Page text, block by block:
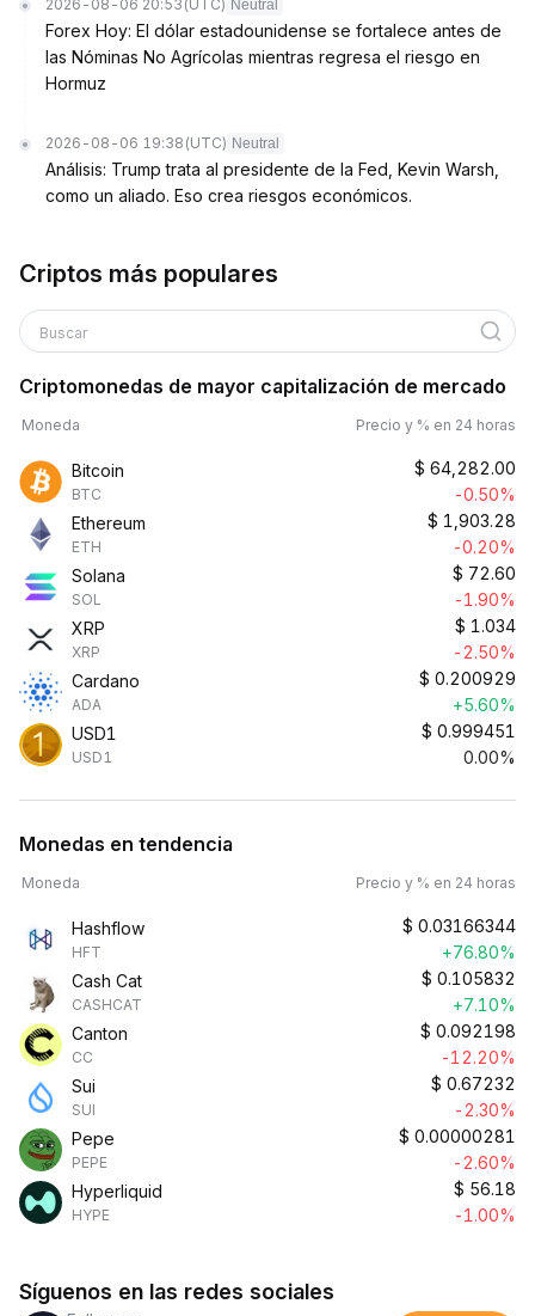
2026-08-06 20:53 (UTC) Neutral
Forex Hoy: El dólar estadounidense se fortalece antes de
las Nóminas No Agrícolas mientras regresa el riesgo en
Hormuz
2026-08-06 19:38 (UTC) Neutral
Análisis: Trump trata al presidente de la Fed, Kevin Warsh,
como un aliado. Eso crea riesgos económicos.
Criptos más populares
Buscar
Criptomonedas de mayor capitalización de mercado
Moneda Precio y % en 24 horas
Bitcoin
BTC
$ 64,282.00
-0.50%
Ethereum
ETH
$ 1,903.28
-0.20%
Solana
SOL
$ 72.60
-1.90%
XRP
XRP
$ 1.034
-2.50%
Cardano
ADA
$ 0.200929
+5.60%
USD1
USD1
$ 0.999451
0.00%
Monedas en tendencia
Moneda Precio y % en 24 horas
Hashflow
HFT
$ 0.03166344
+76.80%
Cash Cat
CASHCAT
$ 0.105832
+7.10%
Canton
CC
$ 0.092198
-12.20%
Sui
SUI
$ 0.67232
-2.30%
Pepe
PEPE
$ 0.00000281
-2.60%
Hyperliquid
HYPE
$ 56.18
-1.00%
Síguenos en las redes sociales